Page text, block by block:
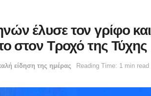
έλυσε τον γρίφο και
στον Τροχό της Τύχης
είδηση της ημέρας Reading Time: 1 min read